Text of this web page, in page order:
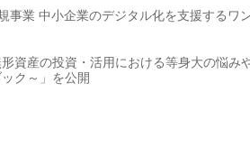
事業 中小企業のデジタル化を支援するワ
資産の投資・活用における等身大の悩み
ク～」を公開